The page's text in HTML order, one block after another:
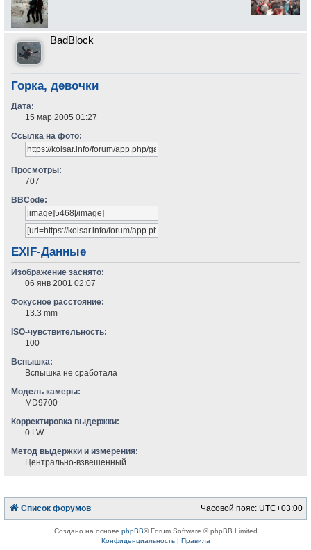
BadBlock
Горка, девочки
Дата:
15 мар 2005 01:27
Ссылка на фото:
Просмотры:
707
BBCode:
EXIF-Данные
Изображение заснято:
06 янв 2001 02:07
Фокусное расстояние:
13.3 mm
ISO-чувствительность:
100
Вспышка:
Вспышка не сработала
Модель камеры:
MD9700
Корректировка выдержки:
0 LW
Метод выдержки и измерения:
Центрально-взвешенный
Список форумов Часовой пояс: UTC+03:00
Создано на основе phpBB® Forum Software © phpBB Limited
Конфиденциальность| Правила